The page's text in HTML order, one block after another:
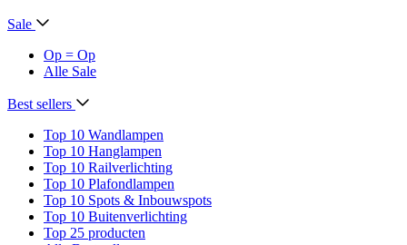
Sale
Op = Op
Alle Sale
Best sellers
Top 10 Wandlampen
Top 10 Hanglampen
Top 10 Railverlichting
Top 10 Plafondlampen
Top 10 Spots & Inbouwspots
Top 10 Buitenverlichting
Top 25 producten